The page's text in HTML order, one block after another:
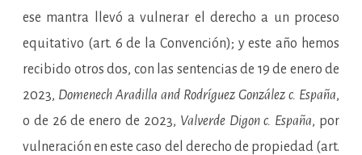
ese mantra llevó a vulnerar el derecho a un proceso
equitativo (art. 6 de la Convención); y este año hemos
recibido otros dos, con las sentencias de 19 de enero de
2023, Domenech Aradilla and Rodríguez González c. España,
o de 26 de enero de 2023, Valverde Digon c. España, por
vulneración en este caso del derecho de propiedad (art.